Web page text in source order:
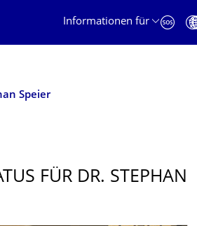
Informationen für
Speier
FÜR DR. STEPHAN